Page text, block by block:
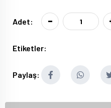
Adet: -
Etiketler:
Paylaş: